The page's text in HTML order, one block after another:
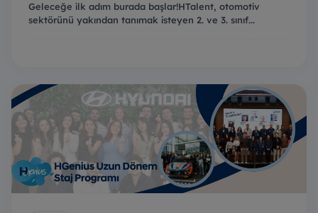
Geleceğe ilk adım burada başlar!HTalent, otomotiv
sektörünü yakından tanımak isteyen 2. ve 3. sınıf...